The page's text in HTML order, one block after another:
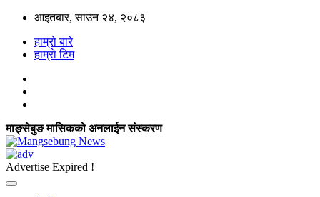
आइतबार, साउन २४, २०८३
हाम्रो बारे
हाम्राे टिम
माङ्सेबुङ मासिकको अनलाईन संस्करण
Advertise Expired !